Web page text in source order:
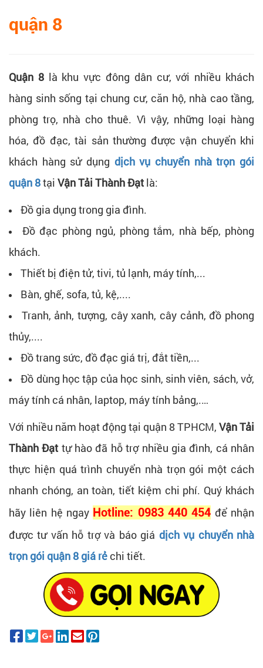
quận 8
Quận 8là khu vực đông dân cư, với nhiều khách
hàng sinh sống tại chung cư, căn hộ, nhà cao tầng,
phòng trọ, nhà cho thuê. Vì vậy, những loại hàng
hóa, đồ đạc, tài sản thường được vận chuyển khi
khách hàng sử dụng dịch vụ chuyển nhà trọn gói
quận 8tại Vận Tải Thành Đạt là:
Đồ gia dụng trong gia đình.
Đồ đạc phòng ngủ, phòng tắm, nhà bếp, phòng
khách.
Thiết bị điện tử, tivi, tủ lạnh, máy tính,...
Bàn, ghế, sofa, tủ, kệ,....
Tranh, ảnh, tượng, cây xanh, cây cảnh, đồ phong
thủy,....
Đồ trang sức, đồ đạc giá trị, đắt tiền,...
Đồ dùng học tập của học sinh, sinh viên, sách, vở,
máy tính cá nhân, laptop, máy tính bảng,.…
Với nhiều năm hoạt động tại quận 8 TPHCM, Vận Tải
Thành Đạt tự hào đã hỗ trợ nhiều gia đình, cá nhân
thực hiện quá trình chuyển nhà trọn gói một cách
nhanh chóng, an toàn, tiết kiệm chi phí. Quý khách
hãy liên hệ ngay Hotline: 0983 440 454 để nhận
được tư vấn hỗ trợ và báo giá dịch vụ chuyển nhà
trọn gói quận 8 giá rẻchi tiết.